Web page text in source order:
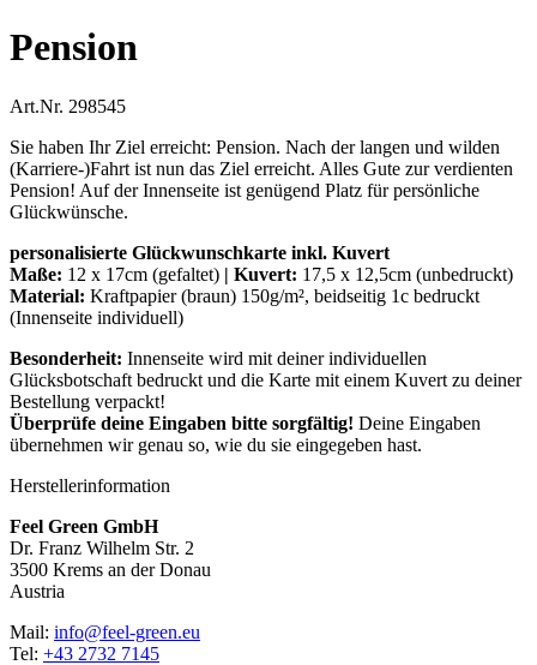
Pension
Art.Nr. 298545
Sie haben Ihr Ziel erreicht: Pension. Nach der langen und wilden
(Karriere-)Fahrt ist nun das Ziel erreicht. Alles Gute zur verdienten
Pension! Auf der Innenseite ist genügend Platz für persönliche
Glückwünsche.
personalisierte Glückwunschkarte inkl. Kuvert
Maße: 12 x 17cm (gefaltet) | Kuvert: 17,5 x 12,5cm (unbedruckt)
Material: Kraftpapier (braun) 150g/m², beidseitig 1c bedruckt
(Innenseite individuell)
Besonderheit: Innenseite wird mit deiner individuellen
Glücksbotschaft bedruckt und die Karte mit einem Kuvert zu deiner
Bestellung verpackt!
Überprüfe deine Eingaben bitte sorgfältig! Deine Eingaben
übernehmen wir genau so, wie du sie eingegeben hast.
Herstellerinformation
Feel Green GmbH
Dr. Franz Wilhelm Str. 2
3500 Krems an der Donau
Austria
Mail: info@feel-green.eu
Tel: +43 2732 7145